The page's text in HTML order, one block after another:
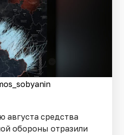
августа средства
обороны отразили